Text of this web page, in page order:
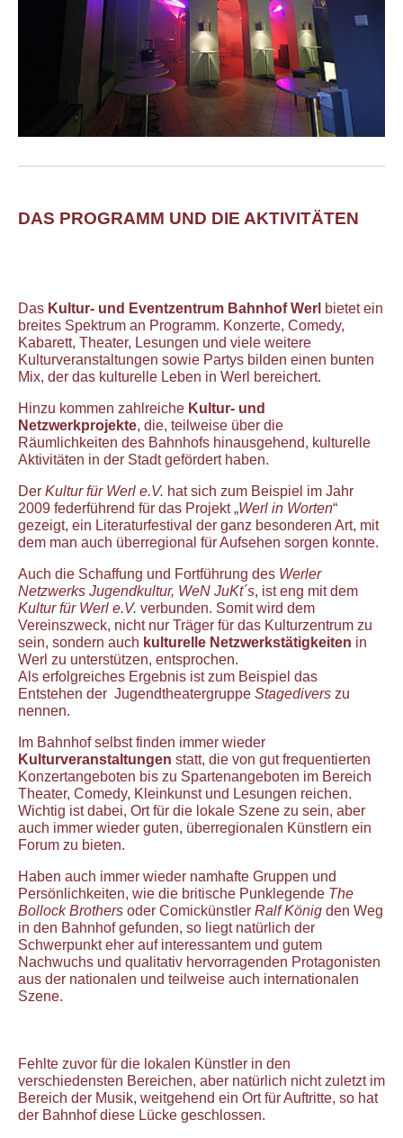
DAS PROGRAMM UND DIE AKTIVITÄTEN
Das Kultur- und Eventzentrum Bahnhof Werl bietet ein
breites Spektrum an Programm. Konzerte, Comedy,
Kabarett, Theater, Lesungen und viele weitere
Kulturveranstaltungen sowie Partys bilden einen bunten
Mix, der das kulturelle Leben in Werl bereichert.
Hinzu kommen zahlreiche Kultur- und
Netzwerkprojekte, die, teilweise über die
Räumlichkeiten des Bahnhofs hinausgehend, kulturelle
Aktivitäten in der Stadt gefördert haben.
Der Kultur für Werl e.V. hat sich zum Beispiel im Jahr
2009 federführend für das Projekt „Werl in Worten“
gezeigt, ein Literaturfestival der ganz besonderen Art, mit
dem man auch überregional für Aufsehen sorgen konnte.
Auch die Schaffung und Fortführung des Werler
Netzwerks Jugendkultur, WeN JuKt´s, ist eng mit dem
Kultur für Werl e.V. verbunden. Somit wird dem
Vereinszweck, nicht nur Träger für das Kulturzentrum zu
sein, sondern auch kulturelle Netzwerkstätigkeiten in
Werl zu unterstützen, entsprochen.
Als erfolgreiches Ergebnis ist zum Beispiel das
Entstehen der Jugendtheatergruppe Stagedivers zu
nennen.
Im Bahnhof selbst finden immer wieder
Kulturveranstaltungen statt, die von gut frequentierten
Konzertangeboten bis zu Spartenangeboten im Bereich
Theater, Comedy, Kleinkunst und Lesungen reichen.
Wichtig ist dabei, Ort für die lokale Szene zu sein, aber
auch immer wieder guten, überregionalen Künstlern ein
Forum zu bieten.
Haben auch immer wieder namhafte Gruppen und
Persönlichkeiten, wie die britische Punklegende The
Bollock Brothers oder Comickünstler Ralf König den Weg
in den Bahnhof gefunden, so liegt natürlich der
Schwerpunkt eher auf interessantem und gutem
Nachwuchs und qualitativ hervorragenden Protagonisten
aus der nationalen und teilweise auch internationalen
Szene.
Fehlte zuvor für die lokalen Künstler in den
verschiedensten Bereichen, aber natürlich nicht zuletzt im
Bereich der Musik, weitgehend ein Ort für Auftritte, so hat
der Bahnhof diese Lücke geschlossen.